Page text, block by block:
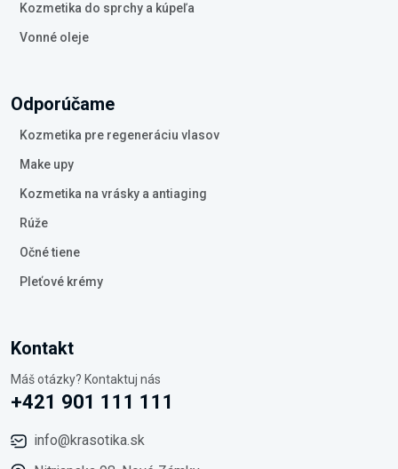
Kozmetika do sprchy a kúpeľa
Vonné oleje
Odporúčame
Kozmetika pre regeneráciu vlasov
Make upy
Kozmetika na vrásky a antiaging
Rúže
Očné tiene
Pleťové krémy
Kontakt
Máš otázky? Kontaktuj nás
+421 901 111 111
info@krasotika.sk